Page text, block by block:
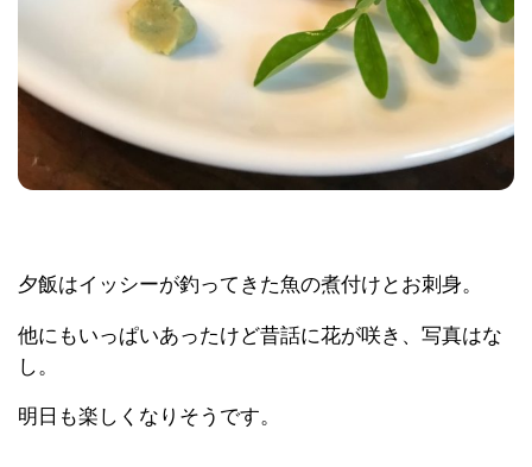
夕飯はイッシーが釣ってきた魚の煮付けとお刺身。
他にもいっぱいあったけど昔話に花が咲き、写真はな
し。
明日も楽しくなりそうです。